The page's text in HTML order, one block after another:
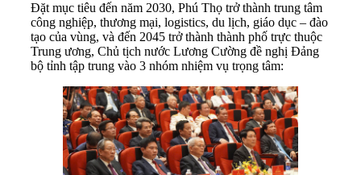
Đặt mục tiêu đến năm 2030, Phú Thọ trở thành trung tâm
công nghiệp, thương mại, logistics, du lịch, giáo dục – đào
tạo của vùng, và đến 2045 trở thành thành phố trực thuộc
Trung ương, Chủ tịch nước Lương Cường đề nghị Đảng
bộ tỉnh tập trung vào 3 nhóm nhiệm vụ trọng tâm: